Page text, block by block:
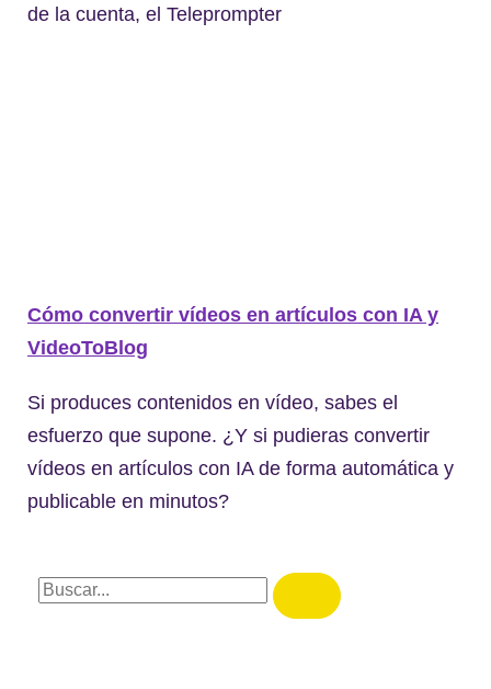
de la cuenta, el Teleprompter
Cómo convertir vídeos en artículos con IA y
VideoToBlog
Si produces contenidos en vídeo, sabes el
esfuerzo que supone. ¿Y si pudieras convertir
vídeos en artículos con IA de forma automática y
publicable en minutos?